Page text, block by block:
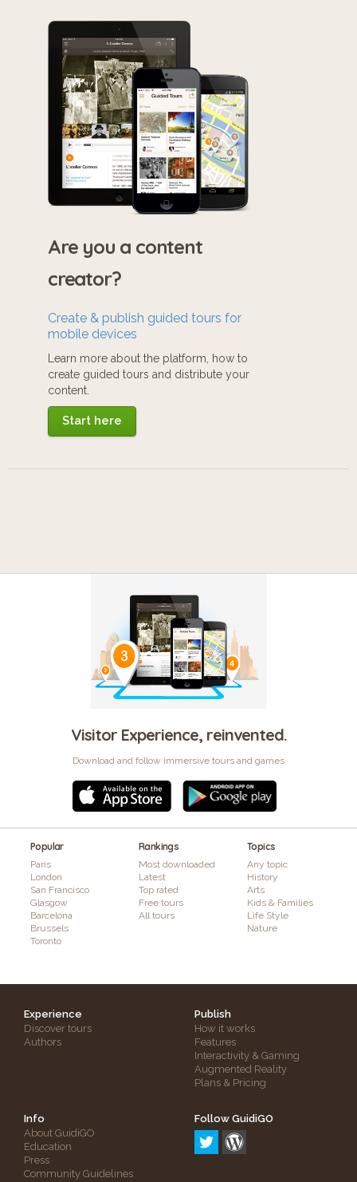
Are you a content
creator?
Create & publish guided tours for
mobile devices
Learn more about the platform, how to
create guided tours and distribute your
content.
Start here
Visitor Experience, reinvented.
Download and follow immersive tours and games
Popular
Paris
London
San Francisco
Glasgow
Barcelona
Brussels
Toronto
Rankings
Most downloaded
Latest
Top rated
Free tours
All tours
Topics
Any topic
History
Arts
Kids & Families
Life Style
Nature
Experience
Discover tours
Authors
Publish
How it works
Features
Interactivity & Gaming
Augmented Reality
Plans & Pricing
Info
About GuidiGO
Education
Press
Community Guidelines
Follow GuidiGO